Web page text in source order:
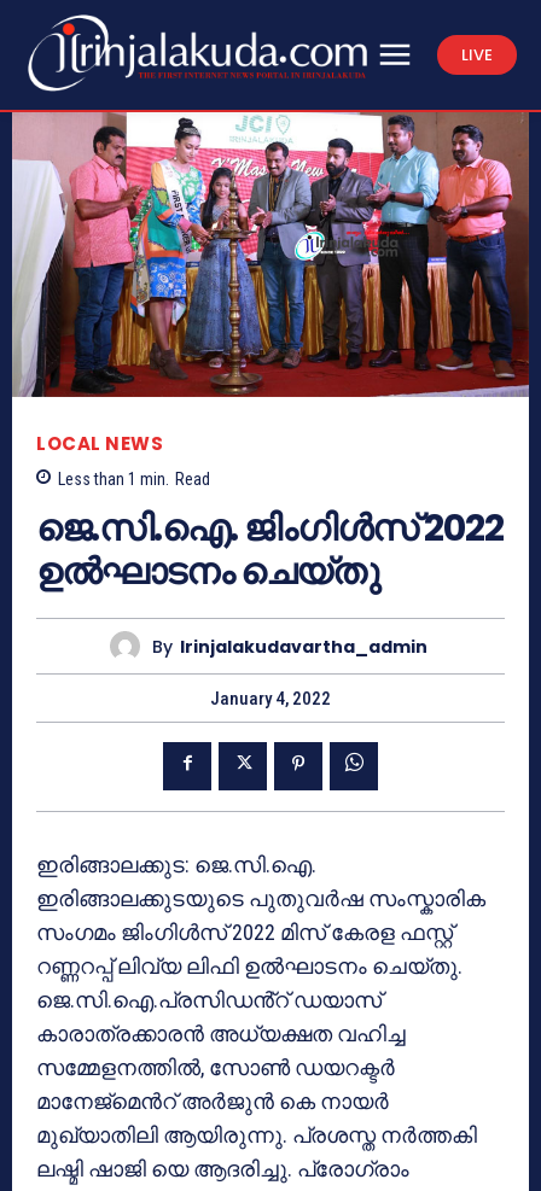
LIVE
LOCAL NEWS
Less than 1 min. Read
ജെ.സി.ഐ. ജിംഗിൾസ് 2022
ഉൽഘാടനം ചെയ്തു
By Irinjalakudavartha_admin
January 4, 2022
ഇരിങ്ങാലക്കുട: ജെ.സി.ഐ.
ഇരിങ്ങാലക്കുടയുടെ പുതുവർഷ സംസ്കാരിക
സംഗമം ജിംഗിൾസ് 2022 മിസ് കേരള ഫസ്റ്റ്
റണ്ണറപ്പ് ലിവ്യ ലിഫി ഉൽഘാടനം ചെയ്തു.
ജെ.സി.ഐ.പ്രസിഡൻ്റ് ഡയാസ്
കാരാത്രക്കാരൻ അധ്യക്ഷത വഹിച്ച
സമ്മേളനത്തിൽ, സോൺ ഡയറക്ടർ
മാനേജ്മെൻറ് അർജുൻ കെ നായർ
മുഖ്യാതിലി ആയിരുന്നു. പ്രശസ്ത നർത്തകി
ലഷ്മി ഷാജി യെ ആദരിച്ചു. പ്രോഗ്രാം